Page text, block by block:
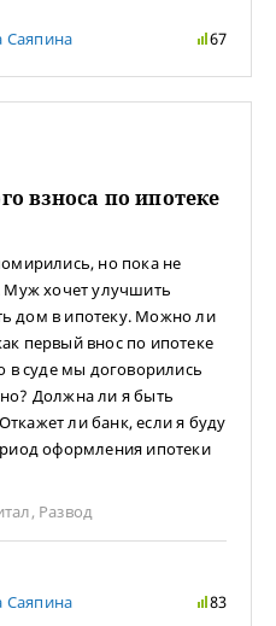
Саяпина
67
взноса по ипотеке
но пока не
Муж хочет улучшить
дом в ипотеку. Можно ли
первый внос по ипотеке
в суде мы договорились
Должна ли я быть
ли банк, если я буду
оформления ипотеки
, Развод
Саяпина
83